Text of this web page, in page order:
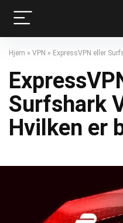
Hjem » VPN » ExpressVPN eller
Surfshark
Hvilken er